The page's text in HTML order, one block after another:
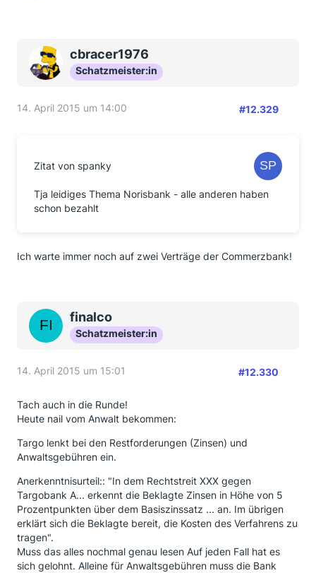
cbracer1976
Schatzmeister:in
14. April 2015 um 14:00 #12.329
Zitat von spanky
Tja leidiges Thema Norisbank - alle anderen haben
schon bezahlt
Ich warte immer noch auf zwei Verträge der Commerzbank!
finalco
Schatzmeister:in
14. April 2015 um 15:01 #12.330
Tach auch in die Runde!
Heute nail vom Anwalt bekommen:
Targo lenkt bei den Restforderungen (Zinsen) und
Anwaltsgebühren ein.
Anerkenntnisurteil:: "In dem Rechtstreit XXX gegen
Targobank A... erkennt die Beklagte Zinsen in Höhe von 5
Prozentpunkten über dem Basiszinssatz ... an. Im übrigen
erklärt sich die Beklagte bereit, die Kosten des Verfahrens zu
tragen".
Muss das alles nochmal genau lesen Auf jeden Fall hat es
sich gelohnt. Alleine für Anwaltsgebühren muss die Bank